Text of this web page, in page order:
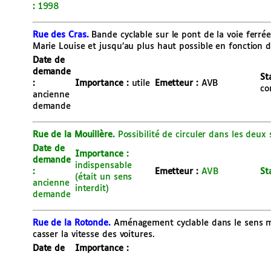
: 1998
Rue des Cras. Bande cyclable sur le pont de la voie
Marie Louise et jusqu’au plus haut possible en fonction
Date de
demande
:
ancienne
demande
Importance : utile Emetteur :AVB
Rue de la Mouillère.Possibilité de circuler dans les deux
Date de
demande
:
ancienne
demande
Importance :
indispensable
(était un sens
interdit)
Emetteur : AVB
Rue de la Rotonde. Aménagement cyclable dans le sens
casser la vitesse des voitures.
Date de
Importance :